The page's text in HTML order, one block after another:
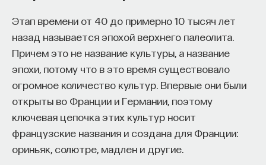
Этап времени от 40 до примерно 10 тысяч лет
назад называется эпохой верхнего палеолита.
Причем это не название культуры, а название
эпохи, потому что в это время существовало
огромное количество культур. Впервые они были
открыты во Франции и Германии, поэтому
ключевая цепочка этих культур носит
французские названия и создана для Франции:
ориньяк, солютре, мадлен и другие.
Современники и почитатели таланта великого
испанского драматурга и поэта Лопе де Веги
дали ему множество пышных и изысканных
эпитетов. Два из них — «феникс гениев» и «чудо
природы» — дал ему один из его наиболее
яростных противников на литературном поприще
Мигель де Сервантес. Иногда в книгах о Лопе
де Веге его даже не называют по имени, а просто
пишут «чудо природы».